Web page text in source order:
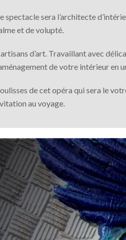
spectacle sera l’architecte
et de volupté.
d’art. Travaillant avec
de votre intérieur en
de cet opéra qui sera le
au voyage.